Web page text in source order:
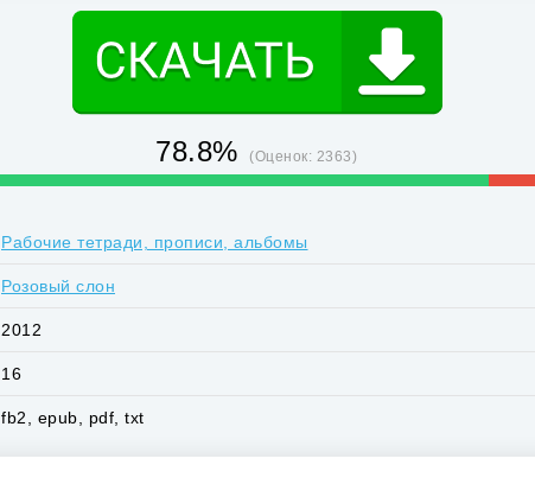
78.8% (Оценок: 2363)
Рабочие тетради, прописи, альбомы
Розовый слон
2012
16
fb2, epub, pdf, txt